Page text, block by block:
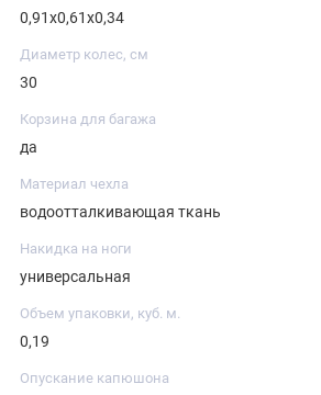
0,91х0,61х0,34
Диаметр колес, см
30
Корзина для багажа
да
Материал чехла
водоотталкивающая ткань
Накидка на ноги
универсальная
Объем упаковки, куб. м.
0,19
Опускание капюшона